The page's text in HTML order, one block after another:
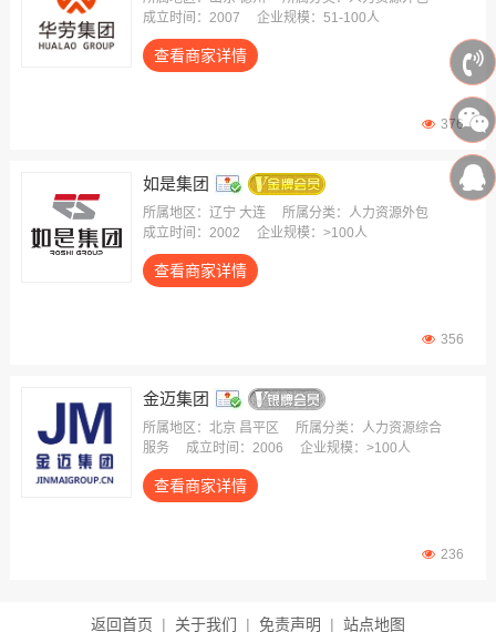
成立时间：2007
企业规模：51-100人
查看商家详情
376
如是集团
所属地区：辽宁 大连
所属分类：人力资源外包
成立时间：2002
企业规模：>100人
查看商家详情
356
金迈集团
所属地区：北京 昌平区
所属分类：人力资源综合
服务
成立时间：2006 企业规模：>100人
查看商家详情
236
返回首页 | 关于我们 | 免责声明 | 站点地图